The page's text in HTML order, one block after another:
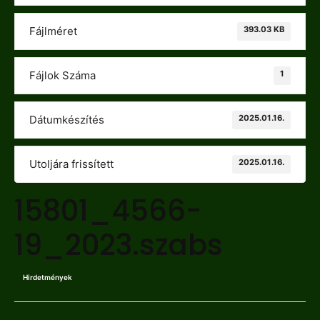
Fájlméret 393.03 KB
Fájlok Száma 1
Dátumkészítés 2025.01.16.
Utoljára frissített 2025.01.16.
15801_4566-
19_2023.szabs
Hirdetmények